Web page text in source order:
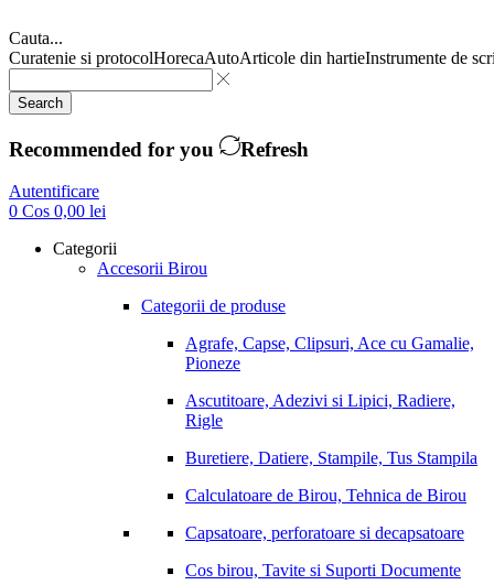
Cauta...
Curatenie si protocolHorecaAutoArticole din hartieInstrumente de
Search
Recommended for you Refresh
Autentificare
0 Cos 0,00 lei
Categorii
Accesorii Birou
Categorii de produse
Agrafe, Capse, Clipsuri, Ace cu Gamalie,
Pioneze
Ascutitoare, Adezivi si Lipici, Radiere,
Rigle
Buretiere, Datiere, Stampile, Tus Stampila
Calculatoare de Birou, Tehnica de Birou
Capsatoare, perforatoare si decapsatoare
Cos birou, Tavite si Suporti Documente